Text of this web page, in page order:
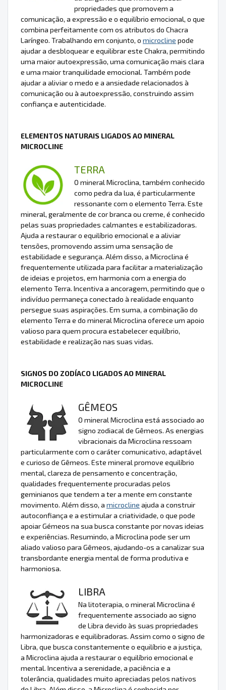
propriedades que promovem a
comunicação, a expressão e o equilíbrio emocional, o que
combina perfeitamente com os atributos do Chacra
Laríngeo. Trabalhando em conjunto, o microcline pode
ajudar a desbloquear e equilibrar este Chakra, permitindo
uma maior autoexpressão, uma comunicação mais clara
e uma maior tranquilidade emocional. Também pode
ajudar a aliviar o medo e a ansiedade relacionados à
comunicação ou à autoexpressão, construindo assim
confiança e autenticidade.
ELEMENTOS NATURAIS LIGADOS AO MINERAL
MICROCLINE
TERRA
O mineral Microclina, também conhecido
como pedra da lua, é particularmente
ressonante com o elemento Terra. Este
mineral, geralmente de cor branca ou creme, é conhecido
pelas suas propriedades calmantes e estabilizadoras.
Ajuda a restaurar o equilíbrio emocional e a aliviar
tensões, promovendo assim uma sensação de
estabilidade e segurança. Além disso, a Microclina é
frequentemente utilizada para facilitar a materialização
de ideias e projetos, em harmonia com a energia do
elemento Terra. Incentiva a ancoragem, permitindo que o
indivíduo permaneça conectado à realidade enquanto
persegue suas aspirações. Em suma, a combinação do
elemento Terra e do mineral Microclina oferece um apoio
valioso para quem procura estabelecer equilíbrio,
estabilidade e realização nas suas vidas.
SIGNOS DO ZODÍACO LIGADOS AO MINERAL
MICROCLINE
GÊMEOS
O mineral Microclina está associado ao
signo zodiacal de Gêmeos. As energias
vibracionais da Microclina ressoam
particularmente com o caráter comunicativo, adaptável
e curioso de Gêmeos. Este mineral promove equilíbrio
mental, clareza de pensamento e concentração,
qualidades frequentemente procuradas pelos
geminianos que tendem a ter a mente em constante
movimento. Além disso, a microcline ajuda a construir
autoconfiança e a estimular a criatividade, o que pode
apoiar Gémeos na sua busca constante por novas ideias
e experiências. Resumindo, a Microclina pode ser um
aliado valioso para Gêmeos, ajudando-os a canalizar sua
transbordante energia mental de forma produtiva e
harmoniosa.
LIBRA
Na litoterapia, o mineral Microclina é
frequentemente associado ao signo
de Libra devido às suas propriedades
harmonizadoras e equilibradoras. Assim como o signo de
Libra, que busca constantemente o equilíbrio e a justiça,
a Microclina ajuda a restaurar o equilíbrio emocional e
mental. Incentiva a serenidade, a paciência e a
tolerância, qualidades muito apreciadas pelos nativos